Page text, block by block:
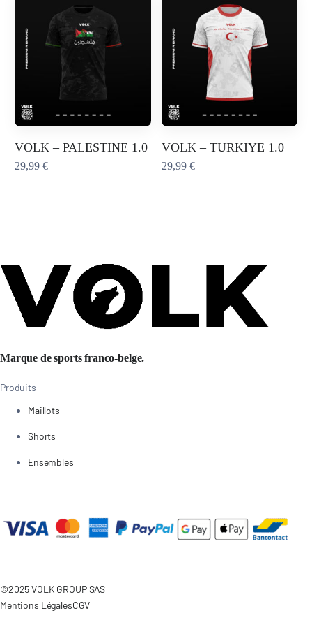
VOLK – PALESTINE 1.0
29,99€
VOLK – TURKIYE 1.0
29,99 €
Marque de sports franco-belge.
Produits
Maillots
Shorts
Ensembles
©2025 VOLK GROUP SAS
Mentions LégalesCGV